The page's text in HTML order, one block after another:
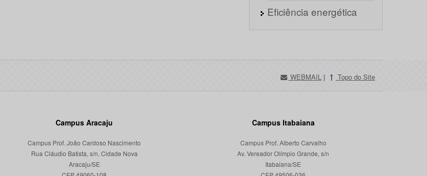
Eficiência energética
WEBMAIL | Topo do Site
Campus Aracaju
Campus Prof. João Cardoso Nascimento
Rua Cláudio Batista, s/n, Cidade Nova
Aracaju/SE
Campus Itabaiana
Campus Prof. Alberto Carvalho
Av. Vereador Olímpio Grande, s/n
Itabaiana/SE